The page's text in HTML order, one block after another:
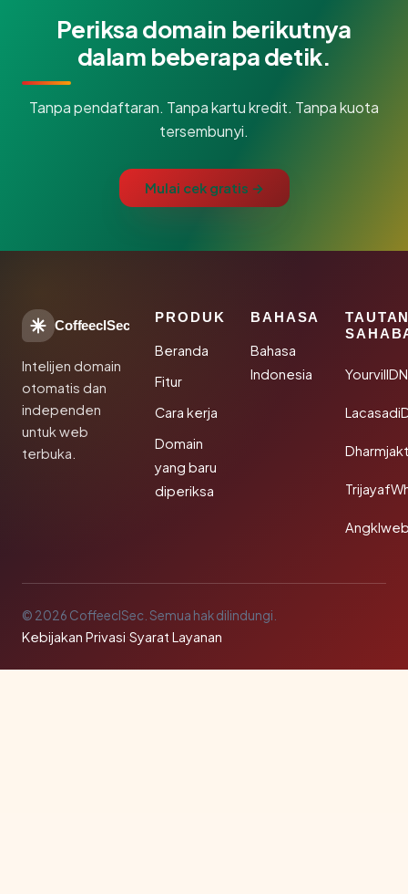
Periksa domain berikutnya
dalam beberapa detik.
Tanpa pendaftaran. Tanpa kartu kredit. Tanpa kuota
tersembunyi.
Mulai cek gratis →
CoffeeclSec
Intelijen domain
otomatis dan
independen
untuk web
terbuka.
PRODUK
Beranda
Fitur
Cara kerja
Domain
yang baru
diperiksa
BAHASA
Bahasa
Indonesia
© 2026 CoffeeclSec. Semua hak dilindungi.
Kebijakan Privasi·Syarat Layanan